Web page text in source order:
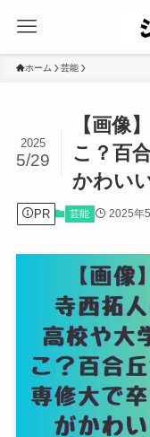
ホーム 芸能
【画像
こ？百
かわい
2025
5/29
PR 芸能 2025年